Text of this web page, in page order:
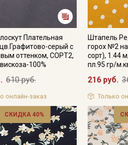
Плательная
серый с
оттенком, СОРТ2,
100%
610 руб.
онлайн-заказ
Штапель
горох №2
сорт), 1.44
пл.95 гр/
216 руб.
Только
СКИДКА 40%